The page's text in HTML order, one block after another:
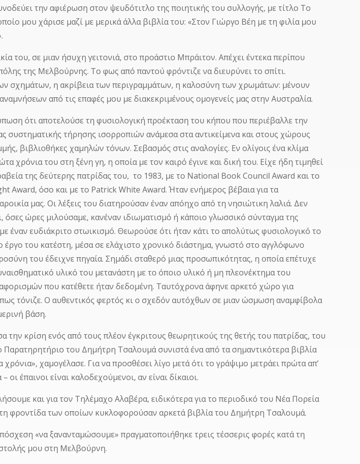
την αφιέρωση στον ψευδότιτλο της ποιητικής του συλλογής, με τίτλο Το
μου χάρισε μαζί με μερικά άλλα βιβλία του: «Στον Γιώργο Βέη με τη φιλία μου
του, σε μιαν ήσυχη γειτονιά, στο προάστιο Μπράιτον. Απέχει έντεκα περίπου
της Μελβούρνης. Το φως από παντού φρόντιζε να διευρύνει το σπίτι.
σχημάτων, η ακρίβεια των περιγραμμάτων, η καλοσύνη των χρωμάτων: μένουν
από τις επαφές μου με διακεκριμένους ομογενείς μας στην Αυστραλία.
ότι αποτελούσε τη φυσιολογική προέκταση του κήπου που περιέβαλλε την
συστηματικής τήρησης ισορροπιών ανάμεσα στα αντικείμενα και στους χώρους
βιβλιοθήκες χαμηλών τόνων. Σεβασμός στις αναλογίες. Εν ολίγοις ένα κλίμα
χρόνια του στη ξένη γη, η οποία με τον καιρό έγινε και δική του. Είχε ήδη τιμηθεί
της δεύτερης πατρίδας του, το 1983, με το National Book Council Award και το
Αward, όσο και με το Patrick White Award. Ήταν ενήμερος βέβαια για τα
μας. Οι λέξεις του διατηρούσαν έναν απόηχο από τη νησιώτικη λαλιά. Δεν
όσες ώρες μιλούσαμε, κανέναν ιδιωματισμό ή κάποιο γλωσσικό σύνταγμα της
έναν ευδιάκριτο στωικισμό. Θεωρούσε ότι ήταν κάτι το απολύτως φυσιολογικό το
έργο του κατέστη, μέσα σε ελάχιστο χρονικό διάστημα, γνωστό στο αγγλόφωνο
του έδειχνε πηγαία. Σημάδι σταθερό μιας προσωπικότητας, η οποία επέτυχε
υλικό του μετανάστη με το όποιο υλικό ή μη πλεονέκτημα του
που κατέθετε ήταν δεδομένη. Ταυτόχρονα άφηνε αρκετό χώρο για
τόνιζε. Ο αυθεντικός φερτός κι ο σχεδόν αυτόχθων σε μιαν ώσμωση αναμφίβολα
βάση.
την κρίση ενός από τους πλέον έγκριτους θεωρητικούς της θετής του πατρίδας, του
Παρατηρητήριο του Δημήτρη Τσαλουμά συνιστά ένα από τα σημαντικότερα βιβλία
χαμογέλασε. Για να προσθέσει λίγο μετά ότι το γράψιμο μετράει πρώτα απ’
οι έπαινοι είναι καλοδεχούμενοι, αν είναι δίκαιοι.
και για τον Τηλέμαχο Αλαβέρα, ειδικότερα για το περιοδικό του Νέα Πορεία
τη φροντίδα των οποίων κυκλοφορούσαν αρκετά βιβλία του Δημήτρη Τσαλουμά.
«να ξανανταμώσουμε» πραγματοποιήθηκε τρεις τέσσερις φορές κατά τη
μου στη Μελβούρνη.